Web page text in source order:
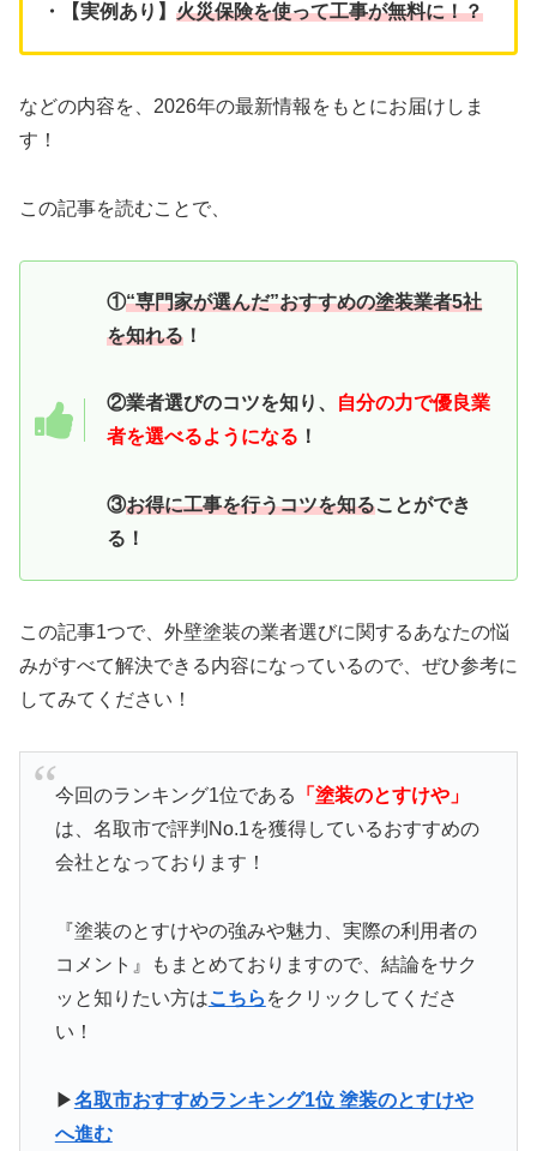
・【実例あり】 火災保険を使って工事が無料に！？
などの内容を、2026年の最新情報をもとにお届けしま
す！
この記事を読むことで、
①“専門家が選んだ”おすすめの塗装業者5社
を知れる ！
②業者選びのコツを知り、
自分の力で優良業
者を選べるようになる ！
③お得に工事を行うコツを知ることができ
る！
この記事1つで、外壁塗装の業者選びに関するあなたの悩
みがすべて解決できる内容になっているので、ぜひ参考に
してみてください！
今回のランキング1位である 「 塗装のとすけや」
は、名取市で評判No.1を獲得しているおすすめの
会社となっております！
『塗装のとすけやの強みや魅力、実際の利用者の
コメント』もまとめておりますので、結論をサク
ッと知りたい方はこちら をクリックしてくださ
い！
▶名取市おすすめランキング1位 塗装のとすけや
へ進む